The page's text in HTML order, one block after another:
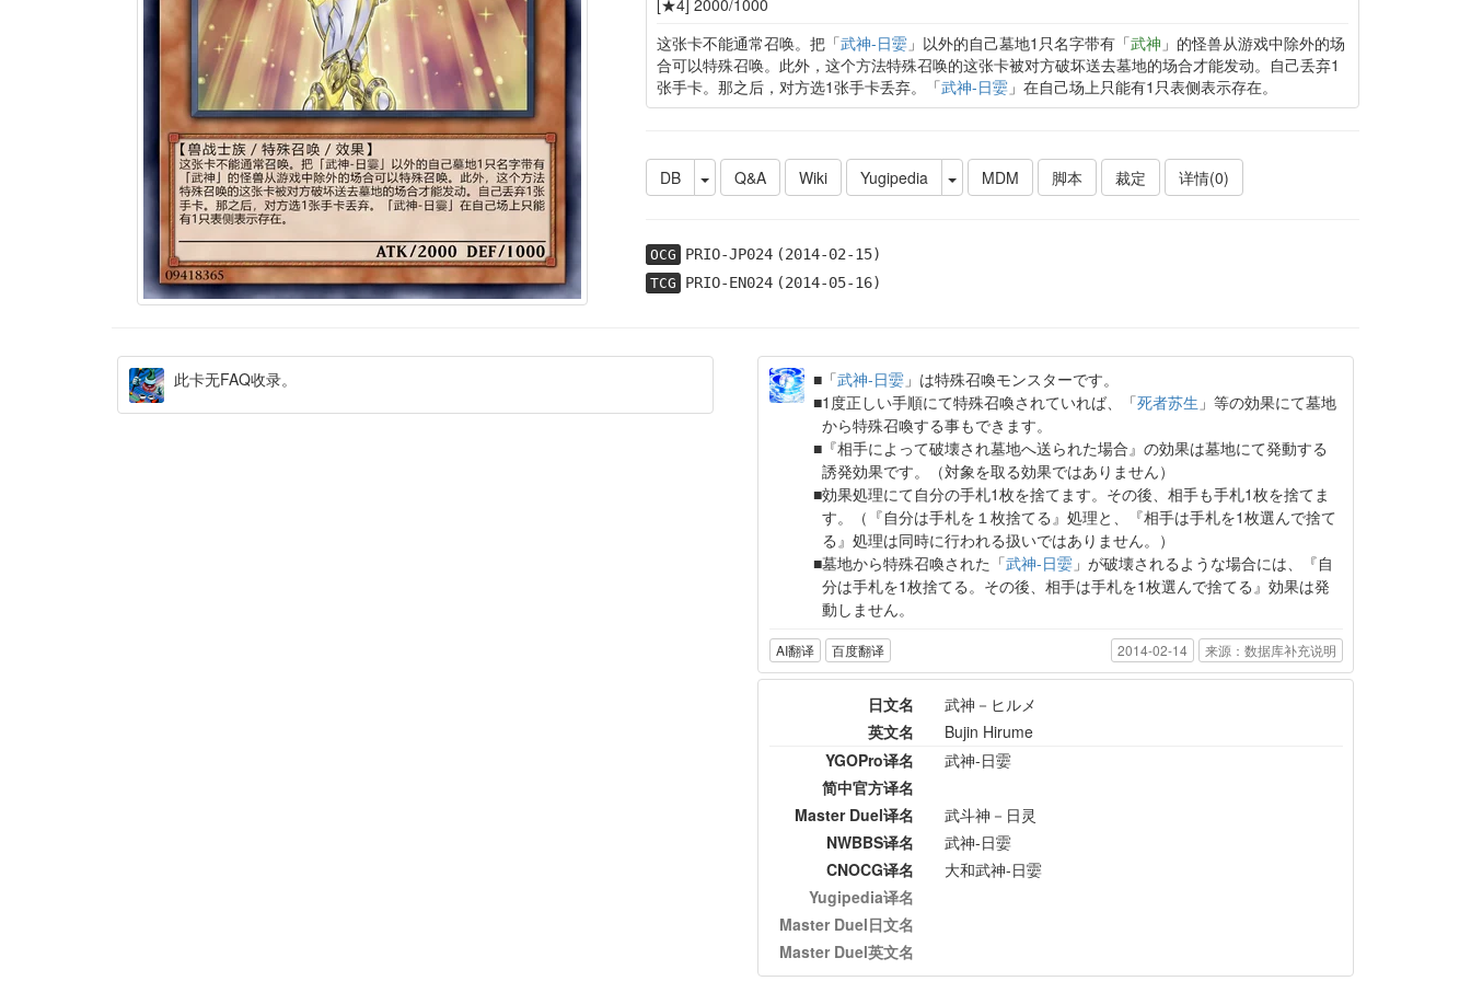
这张卡不能通常召唤。把「武神-日孁 」以外的自己墓地1只名字带有「武神 」的怪兽从游戏中除外的场
合可以特殊召唤。此外，这个方法特殊召唤的这张卡被对方破坏送去墓地的场合才能发动。自己丢弃1
张手卡。那之后，对方选1张手卡丢弃。「武神-日孁 」在自己场上只能有1只表侧表示存在。
DB Q&A Wiki Yugipedia MDM 脚本 裁定 详情(0)
OCG PRIO-JP024(2014-02-15)
TCG PRIO-EN024(2014-05-16)
此卡无FAQ收录。 「武神-日孁 」は特殊召喚モンスターです。
1度正しい手順にて特殊召喚されていれば、「死者苏生 」等の効果にて墓地
から特殊召喚する事もできます。
『相手によって破壊され墓地へ送られた場合』の効果は墓地にて発動する
誘発効果です。（対象を取る効果ではありません）
効果処理にて自分の手札1枚を捨てます。その後、相手も手札1枚を捨てま
す。（『自分は手札を１枚捨てる』処理と、『相手は手札を1枚選んで捨て
る』処理は同時に行われる扱いではありません。）
墓地から特殊召喚された「武神-日孁 」が破壊されるような場合には、『自
分は手札を1枚捨てる。その後、相手は手札を1枚選んで捨てる』効果は発
動しません。
AI翻译 百度翻译 2014-02-14 来源：数据库补充说明
日文名
武神－ヒルメ
英文名
Bujin Hirume
YGOPro译名
武神-日孁
简中官方译名
Master Duel译名
武斗神－日灵
NWBBS译名
武神-日孁
CNOCG译名
大和武神-日孁
Yugipedia译名
Master Duel日文名
Master Duel英文名